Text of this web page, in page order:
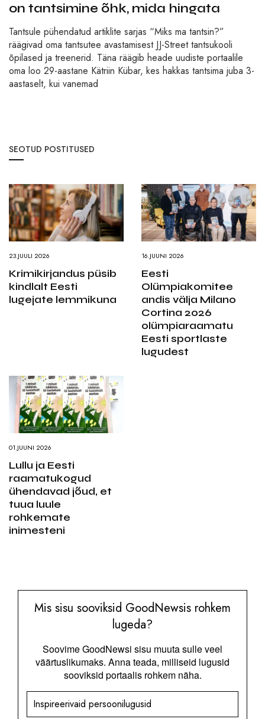
on tantsimine õhk, mida hingata
Tantsule pühendatud artiklite sarjas “Miks ma tantsin?”
räägivad oma tantsutee avastamisest JJ-Street tantsukooli
õpilased ja treenerid. Täna räägib heade uudiste portaalile
oma loo 29-aastane Kätriin Kübar, kes hakkas tantsima juba 3-
aastaselt, kui vanemad
SEOTUD POSTITUSED
23.JUULI 2026
Krimikirjandus püsib
kindlalt Eesti
lugejate lemmikuna
16.JUUNI 2026
Eesti
Olümpiakomitee
andis välja Milano
Cortina 2026
olümpiaraamatu
Eesti sportlaste
lugudest
01.JUUNI 2026
Lullu ja Eesti
raamatukogud
ühendavad jõud, et
tuua luule
rohkemate
inimesteni
Mis sisu sooviksid GoodNewsis rohkem
lugeda?
Soovime GoodNewsi sisu muuta sulle veel
väärtuslikumaks. Anna teada, milliseid lugusid
sooviksid portaalis rohkem näha.
Inspireerivaid persoonilugusid